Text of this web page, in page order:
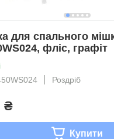
для спального
фліс, графіт
Роздріб
₴
Купити